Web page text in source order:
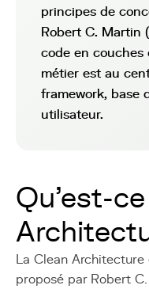
principes de
Robert C. Martin
code en couches
métier est au
framework, base
utilisateur.
Qu'est-
La Clean
proposé par Robert